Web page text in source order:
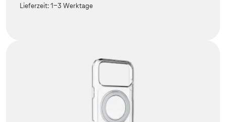
Lieferzeit:1-3 Werktage